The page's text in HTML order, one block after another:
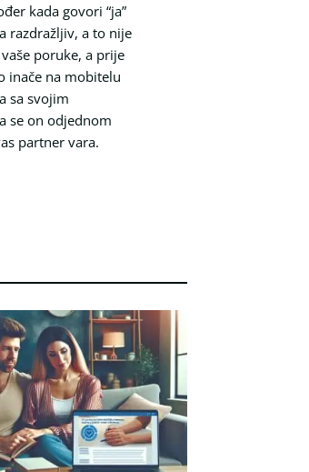
kada govori “ja”
razdražljiv, a to nije
poruke, a prije
inače na mobitelu
sa svojim
se on odjednom
partner vara.